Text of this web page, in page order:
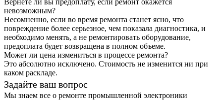
невозможным?
Несомненно, если во время ремонта станет ясно, что
повреждение более серьезное, чем показала диагностика, и
необходимо менять, а не ремонтировать оборудование,
предоплата будет возвращена в полном объеме.
Может ли цена измениться в процессе ремонта?
Это абсолютно исключено. Стоимость не изменится ни при
каком раскладе.
Задайте ваш вопрос
Мы знаем все о ремонте промышленной электроники